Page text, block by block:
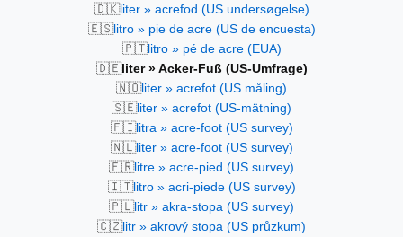
🇩🇰liter » acrefod (US undersøgelse)
🇪🇸litro » pie de acre (US de encuesta)
🇵🇹litro » pé de acre (EUA)
🇩🇪liter » Acker-Fuß (US-Umfrage)
🇳🇴liter » acrefot (US måling)
🇸🇪liter » acrefot (US-mätning)
🇫🇮litra » acre-foot (US survey)
🇳🇱liter » acre-foot (US survey)
🇫🇷litre » acre-pied (US survey)
🇮🇹litro » acri-piede (US survey)
🇵🇱litr » akra-stopa (US survey)
🇨🇿litr » akrový stopa (US průzkum)